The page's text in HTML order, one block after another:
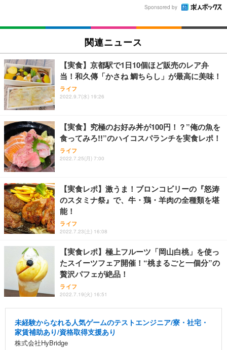
Sponsored by
関連ニュース
【実食】京都駅で1日10個ほど販売のレア弁
当！和久傳「かさね 鯛ちらし」が最高に美味！
ライフ
2022.9.7(水) 19:26
【実食】究極のお好み丼が100円！？”俺の魚を
食ってみろ!!”のハイコスパランチを実食レポ！
ライフ
2022.7.25(月) 7:00
【実食レポ】激うま！ブロンコビリーの『怒涛
のスタミナ祭』で、牛・鶏・羊肉の全種類を堪
能！
ライフ
2022.7.23(土) 16:08
【実食レポ】極上フルーツ「岡山白桃」を使っ
たスイーツフェア開催！“桃まるごと一個分”の
贅沢パフェが絶品！
ライフ
2022.7.19(火) 16:51
未経験からなれる人気ゲームのテストエンジニア/寮・社宅・
家賃補助あり/資格取得支援あり
株式会社HyBridge